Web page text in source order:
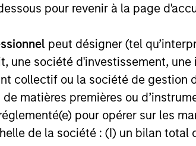
pour revenir à la page
peut désigner (tel
une société d'investissement,
collectif ou la société de gestion
matières premières ou
pour opérer sur les
de la société : (I) un bilan
ne sont pas un indicateur
ou diminuer en raison des
sur une comparaison de la VL,
et coûts relatifs à l’émission